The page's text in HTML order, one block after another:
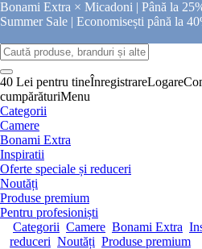
Bonami Extra × Micadoni | Până la
Summer Sale | Economisești până la
40 Lei pentru tineÎnregistrareLogare
cumpărăturiMenu
Categorii
Camere
Bonami Extra
Inspiratii
Oferte speciale și reduceri
Noutăți
Produse premium
Pentru profesioniști
Categorii Camere Bonami Extra
reduceri Noutăți Produse premium